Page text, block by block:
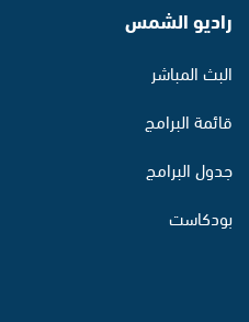
راديو الشمس
البث المباشر
قائمة البرامج
جدول البرامج
بودكاست